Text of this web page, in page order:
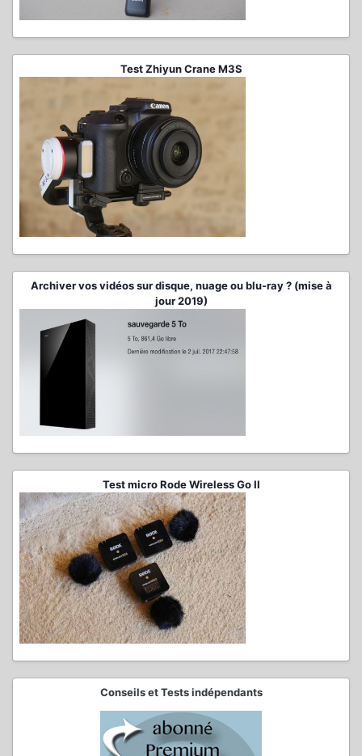
Test Zhiyun Crane M3S
Archiver vos vidéos sur disque, nuage ou blu-ray ? (mise à
jour 2019)
Test micro Rode Wireless Go II
Conseils et Tests indépendants